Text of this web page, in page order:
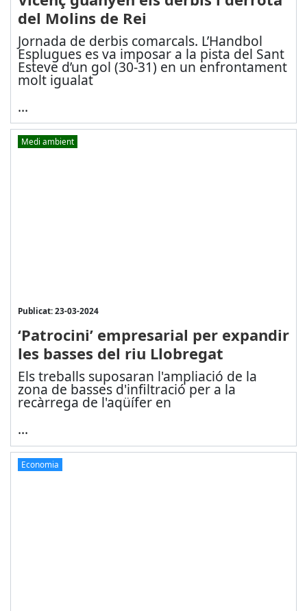
del Molins de Rei
Jornada de derbis comarcals. L’Handbol
Esplugues es va imposar a la pista del Sant
Esteve d’un gol (30-31) en un enfrontament
molt igualat
...
Medi ambient
Publicat: 23-03-2024
‘Patrocini’ empresarial per expandir
les basses del riu Llobregat
Els treballs suposaran l'ampliació de la
zona de basses d'infiltració per a la
recàrrega de l'aqüífer en
...
Economia